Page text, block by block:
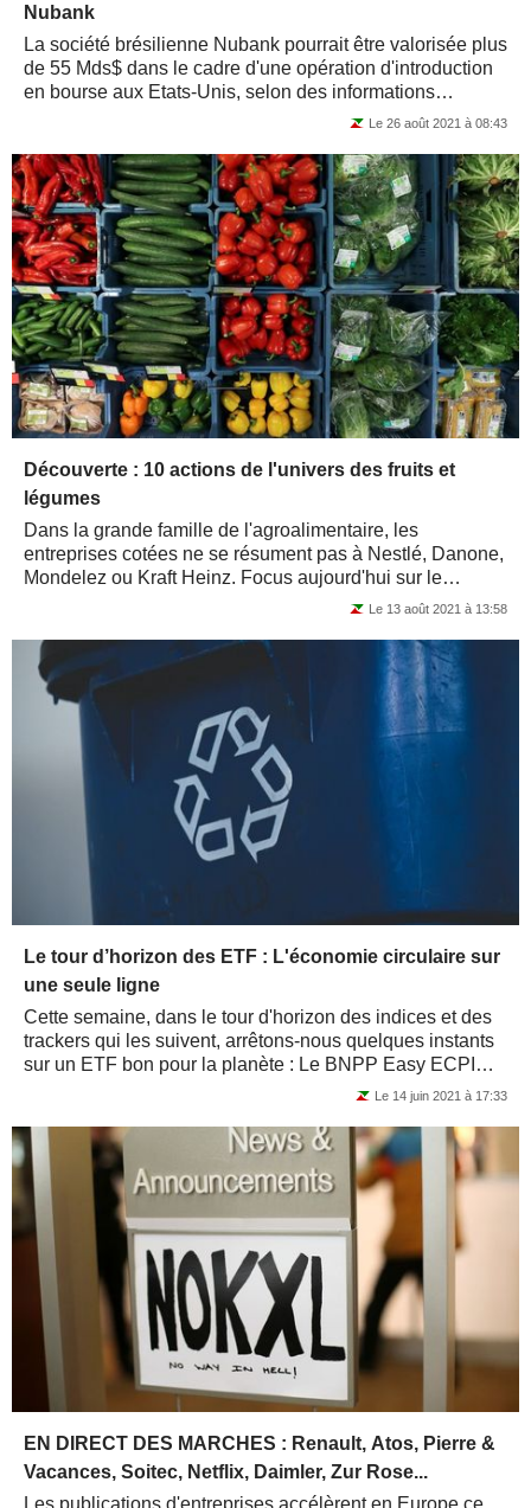
Nubank
La société brésilienne Nubank pourrait être valorisée plus
de 55 Mds$ dans le cadre d'une opération d'introduction
en bourse aux Etats-Unis, selon des informations
Le 26 août 2021 à 08:43
Découverte : 10 actions de l'univers des fruits et
légumes
Dans la grande famille de l'agroalimentaire, les
entreprises cotées ne se résument pas à Nestlé, Danone,
Mondelez ou Kraft Heinz. Focus aujourd'hui sur le
compartiment des fruits et légumes, avec...Le 13 août 2021 à 13:58
Le tour d’horizon des ETF : L'économie circulaire sur
une seule ligne
Cette semaine, dans le tour d'horizon des indices et des
trackers qui les suivent, arrêtons-nous quelques instants
sur un ETF bon pour la planète : Le BNPP Easy ECPI
Le 14 juin 2021 à 17:33
EN DIRECT DES MARCHES : Renault, Atos, Pierre &
Vacances, Soitec, Netflix, Daimler, Zur Rose...
Les publications d'entreprises accélèrent en Europe ce